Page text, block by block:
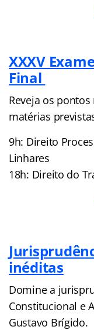
XXXV
Final
Reveja os
matérias
9h: Direito
Linhares
18h: Direito do
inéditas
Domine a
Constitucional e
Gustavo Brígido.